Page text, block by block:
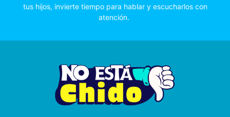
tus hijos, invierte tiempo para hablar y escucharlos con
atención.